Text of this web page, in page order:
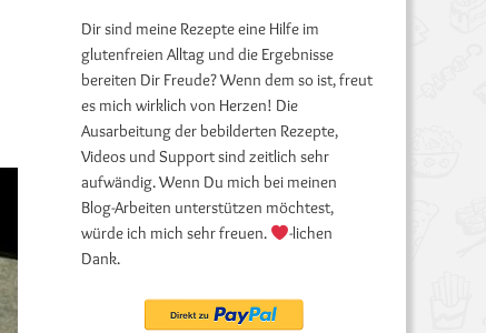
Dir sind meine Rezepte eine Hilfe im
glutenfreien Alltag und die Ergebnisse
bereiten Dir Freude? Wenn dem so ist, freut
es mich wirklich von Herzen! Die
Ausarbeitung der bebilderten Rezepte,
Videos und Support sind zeitlich sehr
aufwändig. Wenn Du mich bei meinen
Blog-Arbeiten unterstützen möchtest,
würde ich mich sehr freuen.
-lichen
Dank.